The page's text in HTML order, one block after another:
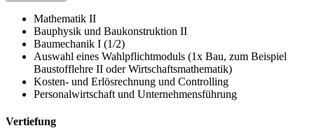
Mathematik II
Bauphysik und Baukonstruktion II
Baumechanik I (1/2)
Auswahl eines Wahlpflichtmoduls (1x Bau, zum Beispiel
Baustofflehre II oder Wirtschaftsmathematik)
Kosten- und Erlösrechnung und Controlling
Personalwirtschaft und Unternehmensführung
Vertiefung